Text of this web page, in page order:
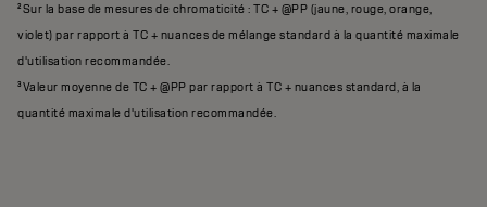
²Sur la base de mesures de chromaticité : TC + @PP (jaune, rouge, orange,
violet) par rapport à TC + nuances de mélange standard à la quantité maximale
d'utilisation recommandée.
³Valeur moyenne de TC + @PP par rapport à TC + nuances standard, à la
quantité maximale d'utilisation recommandée.